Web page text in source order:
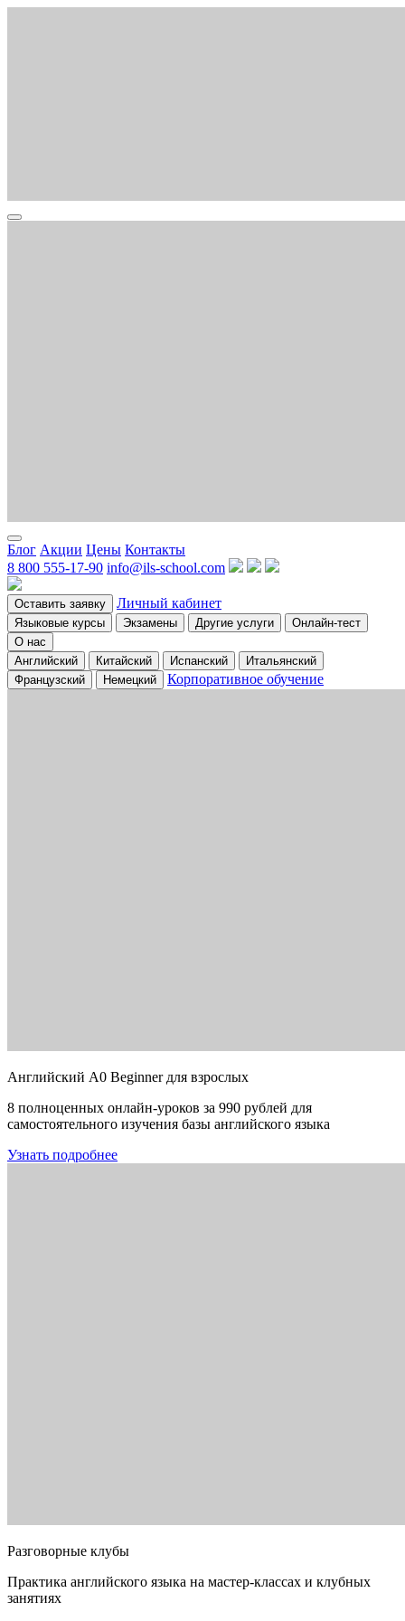
Блог Акции Цены Контакты
8 800 555-17-90 info@ils-school.com
Оставить заявку Личный кабинет
Языковые курсы Экзамены Другие услуги
Онлайн-тест
О нас
Английский
Китайский Испанский
Итальянский
Французский
Немецкий Корпоративное обучение
Английский A0 Beginner для взрослых
8 полноценных онлайн-уроков за 990 рублей для
самостоятельного изучения базы английского языка
Узнать подробнее
Разговорные клубы
Практика английского языка на мастер-классах и клубных
занятиях